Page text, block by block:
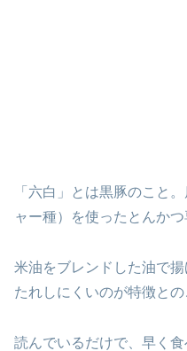
「六白」とは黒豚のこと
ャー種）を使ったとんかつ
米油をブレンドした油で
たれしにくいのが特徴との
読んでいるだけで、早く食